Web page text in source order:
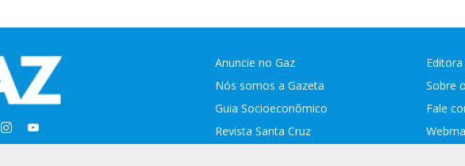
Anuncie no Gaz
Nós somos a Gazeta
Guia Socioeconômico
Revista Santa Cruz
Sobre
Fale